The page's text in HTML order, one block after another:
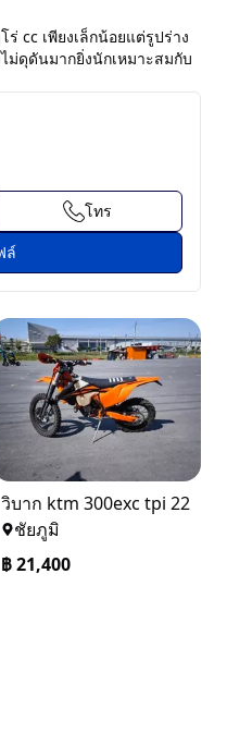
cc เพียงเล็กน้อยแต่รูปร่าง
ดุดันมากยิ่งนักเหมาะสมกับ
โทร
ล์
วิบาก ktm 300exc tpi 22
ชัยภูมิ
฿21,400